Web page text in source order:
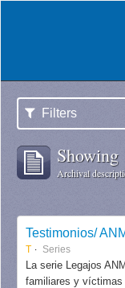
Filters
Showing
Archival
Testimonios/
T Series
La serie Legajos
familiares y víctimas